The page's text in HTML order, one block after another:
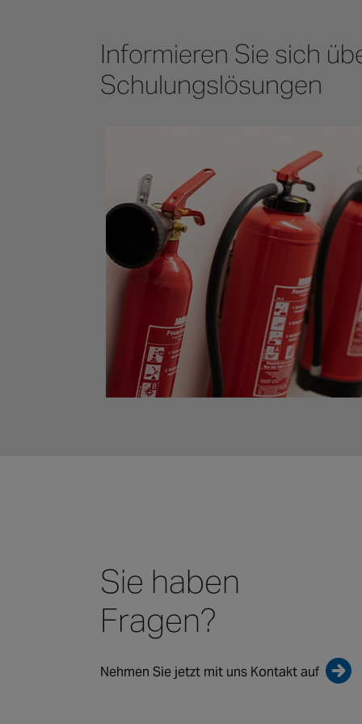
Informieren Sie sich
Schulungslösungen
Sie haben
Fragen?
Nehmen Sie jetzt mit uns Kontakt auf